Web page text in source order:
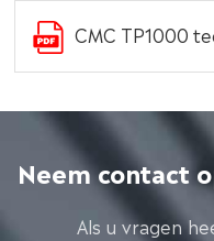
CMC TP1000
Neem contact
Als u vragen